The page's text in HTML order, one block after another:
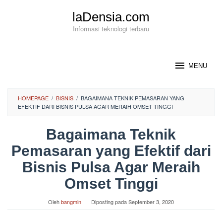
laDensia.com
Informasi teknologi terbaru
MENU
HOMEPAGE / BISNIS / BAGAIMANA TEKNIK PEMASARAN YANG
EFEKTIF DARI BISNIS PULSA AGAR MERAIH OMSET TINGGI
Bagaimana Teknik
Pemasaran yang Efektif dari
Bisnis Pulsa Agar Meraih
Omset Tinggi
Olehbangmin Diposting padaSeptember 3, 2020